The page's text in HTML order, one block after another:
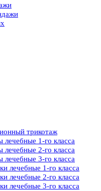
трикотаж
1-го класса
2-го класса
3-го класса
лечебные 1-го класса
лечебные 2-го класса
лечебные 3-го класса